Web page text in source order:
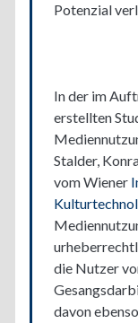
Potenzial
In der im
erstellten
Stalder,
vom Wiener
die Nutzer
davon